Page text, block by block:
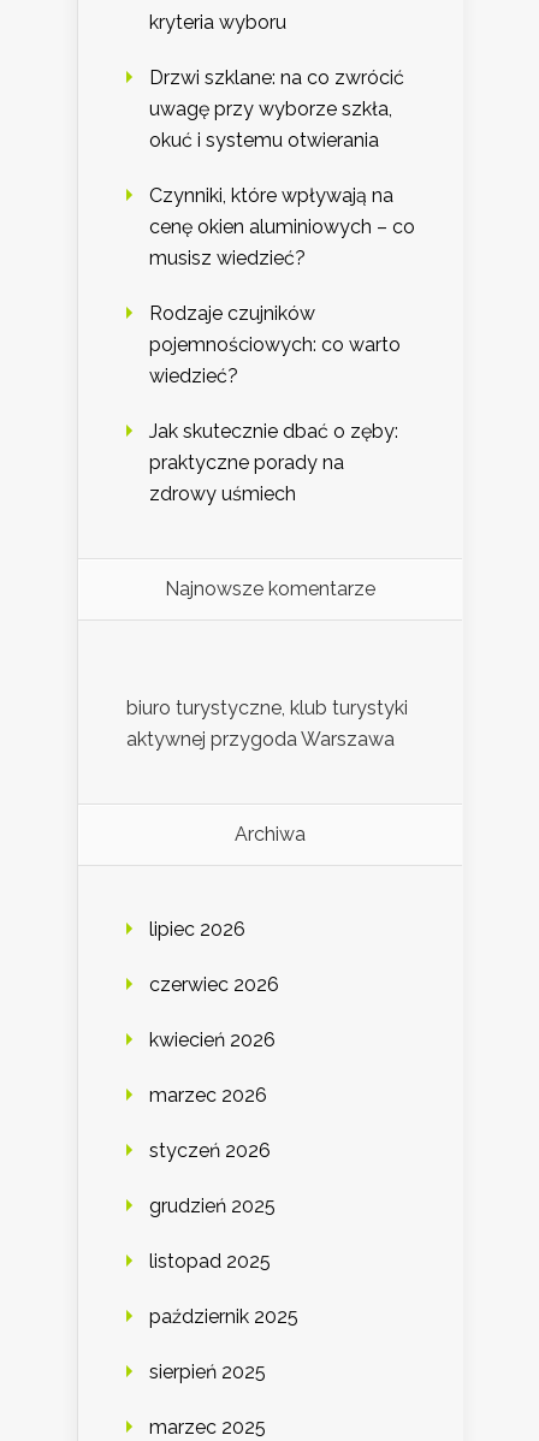
kryteria wyboru
Drzwi szklane: na co zwrócić
uwagę przy wyborze szkła,
okuć i systemu otwierania
Czynniki, które wpływają na
cenę okien aluminiowych – co
musisz wiedzieć?
Rodzaje czujników
pojemnościowych: co warto
wiedzieć?
Jak skutecznie dbać o zęby:
praktyczne porady na
zdrowy uśmiech
Najnowsze komentarze
biuro turystyczne, klub turystyki
aktywnej przygoda Warszawa
Archiwa
lipiec 2026
czerwiec 2026
kwiecień 2026
marzec 2026
styczeń 2026
grudzień 2025
listopad 2025
październik 2025
sierpień 2025
marzec 2025